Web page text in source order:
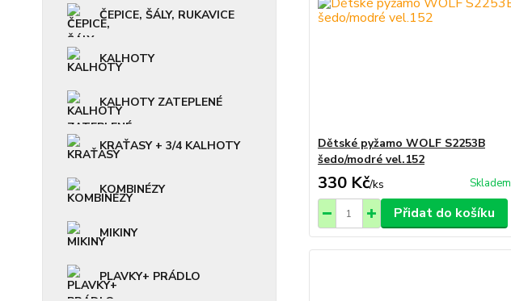
ČEPICE, ŠÁLY, RUKAVICE
KALHOTY
KALHOTY ZATEPLENÉ
KRAŤASY + 3/4 KALHOTY
KOMBINÉZY
MIKINY
PLAVKY+ PRÁDLO
Dětské pyžamo WOLF S2253B
šedo/modré vel.152
330 Kč/ks
Přidat do košíku